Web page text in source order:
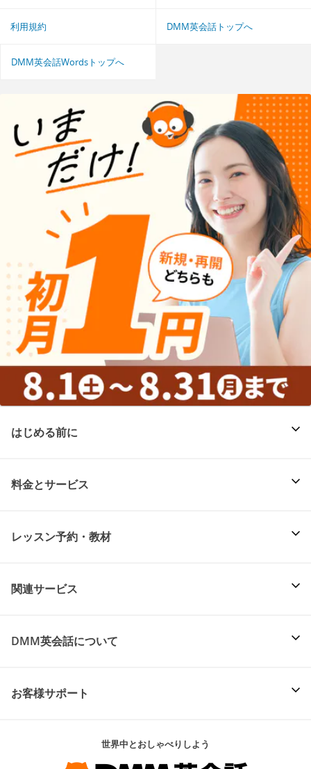
利用規約 DMM英会話トップへ
DMM英会話Wordsトップへ
はじめる前に
料金とサービス
レッスン予約・教材
関連サービス
DMM英会話について
お客様サポート
世界中とおしゃべりしよう